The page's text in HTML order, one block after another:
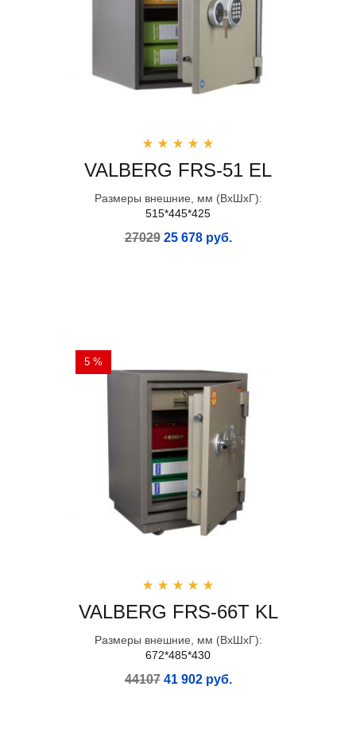
VALBERG FRS-51 EL
Размеры внешние, мм (ВхШхГ):
515*445*425
27029 25 678 руб.
5 %
VALBERG FRS-66T KL
Размеры внешние, мм (ВхШхГ):
672*485*430
44107 41 902 руб.